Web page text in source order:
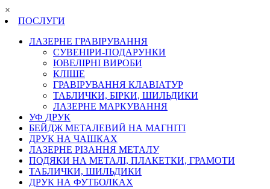
×
ПОСЛУГИ
ЛАЗЕРНЕ ГРАВІРУВАННЯ
СУВЕНІРИ-ПОДАРУНКИ
ЮВЕЛІРНІ ВИРОБИ
КЛІШЕ
ГРАВІРУВАННЯ КЛАВІАТУР
ТАБЛИЧКИ, БІРКИ, ШИЛЬДИКИ
ЛАЗЕРНЕ МАРКУВАННЯ
УФ ДРУК
БЕЙДЖ МЕТАЛЕВИЙ НА МАГНІТІ
ДРУК НА ЧАШКАХ
ЛАЗЕРНЕ РІЗАННЯ МЕТАЛУ
ПОДЯКИ НА МЕТАЛІ, ПЛАКЕТКИ, ГРАМОТИ
ТАБЛИЧКИ, ШИЛЬДИКИ
ДРУК НА ФУТБОЛКАХ